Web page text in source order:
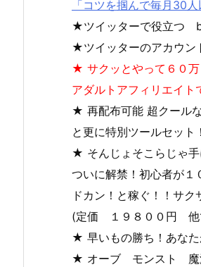
「コツを掴んで毎月30
★ツイッターで役立つ
★ツイッターのアカウン
★ サクッとやって６０万
アダルトアフィリエイト
★ 再配布可能 超クール
と更に特別ツールセット！
★ そんじょそこらじゃ
ついに解禁！初心者が１
ドカン！と稼ぐ！！サ
(定価 １９８００円 他
★ 早いもの勝ち！あな
★ オーブ モンスト 魔